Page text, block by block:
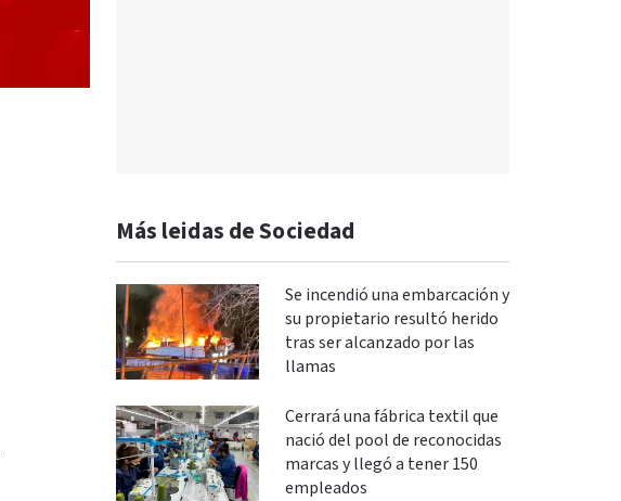
Más leidas de Sociedad
Se incendió una embarcación y
su propietario resultó herido
tras ser alcanzado por las
llamas
Cerrará una fábrica textil que
nació del pool de reconocidas
marcas y llegó a tener 150
empleados